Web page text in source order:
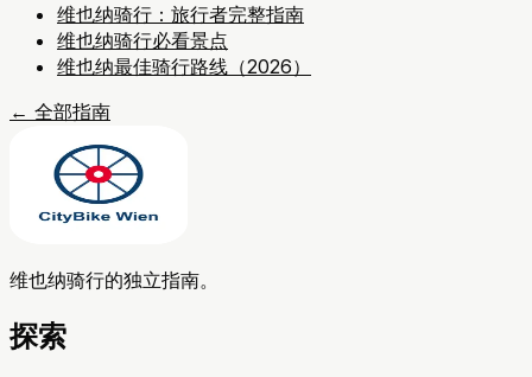
维也纳骑行：旅行者完整指南
维也纳骑行必看景点
维也纳最佳骑行路线（2026）
← 全部指南
维也纳骑行的独立指南。
探索